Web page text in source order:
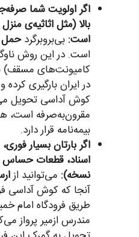
اگر اولویت شما
بالا (مثل اثاثیه‌ی
است: بی‌برو‌برگردحمل
است. در این روش
کامیونت‌های مسقف)
در ایران بارگیری
کوش آداسی تحویل
مقرون‌به‌صرفه
بیمه‌نامه قرار دارد.
اگر بارتان بسیار
اسناد، قطعات حساس
نسخه): می‌توانید از
آنجا که کوش آداسی
طریق فرودگاه امام
مندرس ازمیر پرواز